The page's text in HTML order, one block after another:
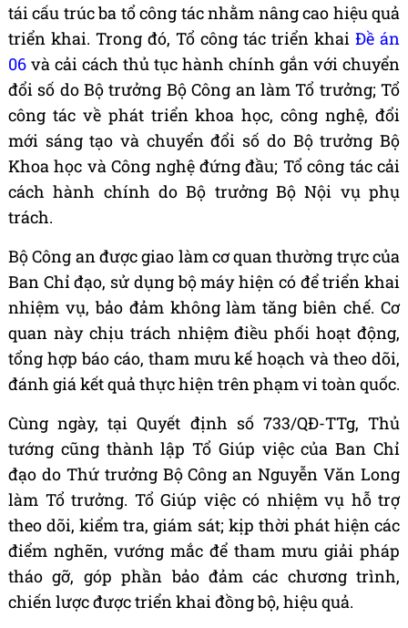
tái cấu trúc ba tổ công tác nhằm nâng cao hiệu quả
triển khai. Trong đó, Tổ công tác triển khai Đề án
06 và cải cách thủ tục hành chính gắn với chuyển
đổi số do Bộ trưởng Bộ Công an làm Tổ trưởng; Tổ
công tác về phát triển khoa học, công nghệ, đổi
mới sáng tạo và chuyển đổi số do Bộ trưởng Bộ
Khoa học và Công nghệ đứng đầu; Tổ công tác cải
cách hành chính do Bộ trưởng Bộ Nội vụ phụ
trách.
Bộ Công an được giao làm cơ quan thường trực của
Ban Chỉ đạo, sử dụng bộ máy hiện có để triển khai
nhiệm vụ, bảo đảm không làm tăng biên chế. Cơ
quan này chịu trách nhiệm điều phối hoạt động,
tổng hợp báo cáo, tham mưu kế hoạch và theo dõi,
đánh giá kết quả thực hiện trên phạm vi toàn quốc.
Cùng ngày, tại Quyết định số 733/QĐ-TTg, Thủ
tướng cũng thành lập Tổ Giúp việc của Ban Chỉ
đạo do Thứ trưởng Bộ Công an Nguyễn Văn Long
làm Tổ trưởng. Tổ Giúp việc có nhiệm vụ hỗ trợ
theo dõi, kiểm tra, giám sát; kịp thời phát hiện các
điểm nghẽn, vướng mắc để tham mưu giải pháp
tháo gỡ, góp phần bảo đảm các chương trình,
chiến lược được triển khai đồng bộ, hiệu quả.